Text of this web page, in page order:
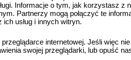
Informacje o tym, jak korzystasz z
Partnerzy mogą połączyć te
usług i innych witryn.
internetowej. Jeśli więc
swojej przeglądarki, lub opuść